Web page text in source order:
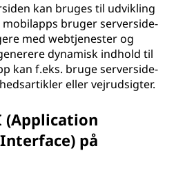
kan bruges til udvikling
bruger serverside-
med webtjenester og
dynamisk indhold til
kan f.eks. bruge serverside-
eller vejrudsigter.
(Application
på